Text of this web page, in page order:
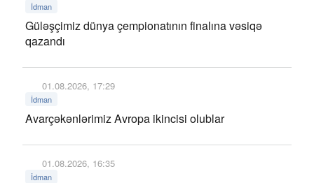
İdman
Güləşçimiz dünya çempionatının finalına vəsiqə
qazandı
01.08.2026, 17:29
İdman
Avarçəkənlərimiz Avropa ikincisi olublar
01.08.2026, 16:35
İdman